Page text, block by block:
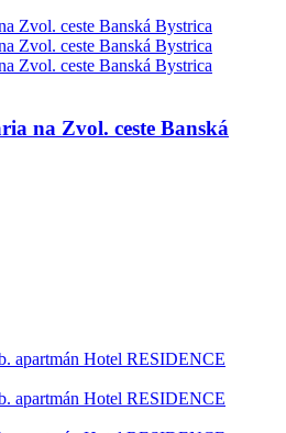
na Zvol. ceste Banská